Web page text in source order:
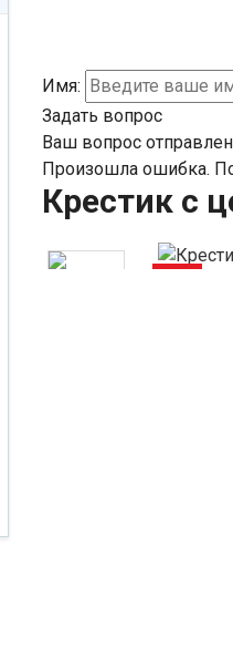
Имя:
Задать вопрос
Ваш вопрос
Произошла ошибка.
Крестик с
-22%